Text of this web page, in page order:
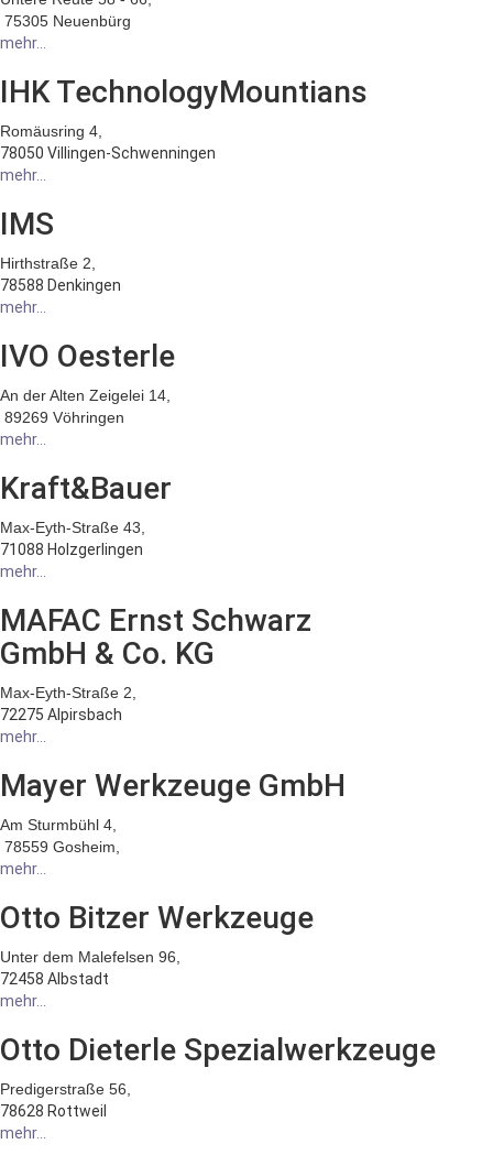
75305 Neuenbürg
mehr...
IHK TechnologyMountians
Romäusring 4,
78050 Villingen-Schwenningen
mehr...
IMS
Hirthstraße 2,
78588 Denkingen
mehr...
IVO Oesterle
An der Alten Zeigelei 14,
89269 Vöhringen
mehr...
Kraft&Bauer
Max-Eyth-Straße 43,
71088 Holzgerlingen
mehr...
MAFAC Ernst Schwarz
GmbH & Co. KG
Max-Eyth-Straße 2,
72275 Alpirsbach
mehr...
Mayer Werkzeuge GmbH
Am Sturmbühl 4,
78559 Gosheim,
mehr...
Otto Bitzer Werkzeuge
Unter dem Malefelsen 96,
72458 Albstadt
mehr...
Otto Dieterle Spezialwerkzeuge
Predigerstraße 56,
78628 Rottweil
mehr...